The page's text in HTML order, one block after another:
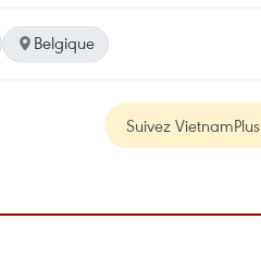
Belgique
Suivez VietnamPlus